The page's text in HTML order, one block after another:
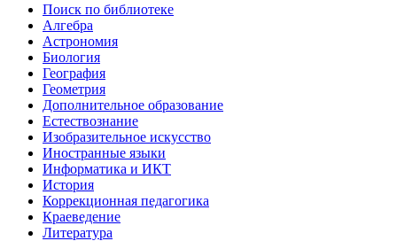
Поиск по библиотеке
Алгебра
Астрономия
Биология
География
Геометрия
Дополнительное образование
Естествознание
Изобразительное искусство
Иностранные языки
Информатика и ИКТ
История
Коррекционная педагогика
Краеведение
Литература